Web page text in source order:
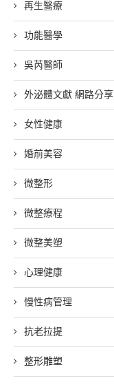
再生醫療
功能醫學
吳芮醫師
外泌體文獻 網路分享
女性健康
婚前美容
微整形
微整療程
微整美塑
心理健康
慢性病管理
抗老拉提
整形雕塑